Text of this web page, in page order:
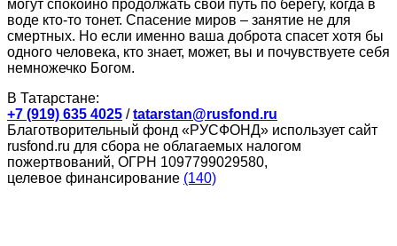
могут спокойно продолжать свой путь по берегу, когда в
воде кто-то тонет. Спасение миров – занятие не для
смертных. Но если именно ваша доброта спасет хотя бы
одного человека, кто знает, может, вы и почувствуете себя
немножечко Богом.
В Татарстане:
+7 (919) 635 4025 /tatarstan@rusfond.ru
Благотворительный фонд «РУСФОНД» использует сайт
rusfond.ru для сбора не облагаемых налогом
пожертвований, ОГРН 1097799029580,
целевое финансирование (140)